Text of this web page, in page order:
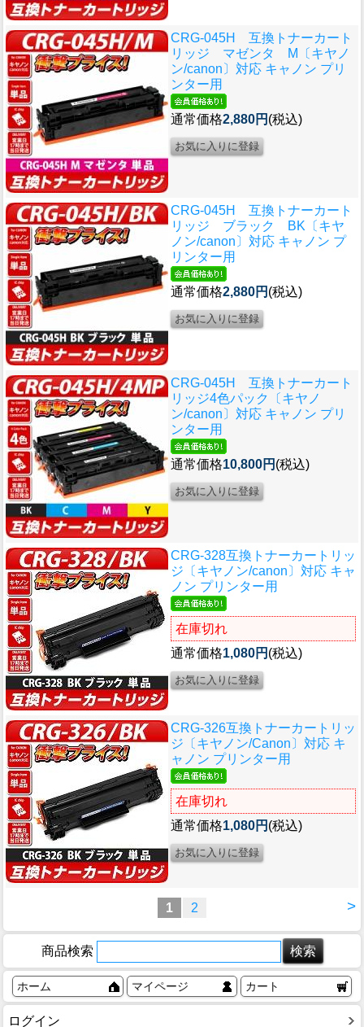
CRG-045H 互換トナーカート
リッジ マゼンタ M〔キヤノ
ン/canon〕対応 キャノン プリ
ンター用
通常価格2,880円 (税込)
CRG-045H 互換トナーカート
リッジ ブラック BK〔キヤ
ノン/canon〕対応 キャノン プ
リンター用
通常価格2,880円 (税込)
CRG-045H 互換トナーカート
リッジ4色パック〔キヤノ
ン/canon〕対応 キャノン プリ
ンター用
通常価格10,800円 (税込)
CRG-328互換トナーカートリッ
ジ〔キヤノン/canon〕対応 キャ
ノン プリンター用
在庫切れ
通常価格1,080円 (税込)
CRG-326互換トナーカートリッ
ジ〔キヤノン/Canon〕対応 キ
ャノン プリンター用
在庫切れ
通常価格1,080円 (税込)
>
1 2
商品検索
ホーム マイページ カート
ログイン